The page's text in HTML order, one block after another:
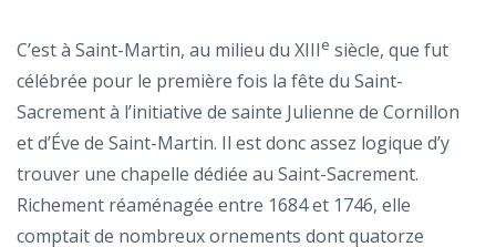
C’est à Saint-Martin, au milieu du XIIIe siècle, que fut
célébrée pour le première fois la fête du Saint-
Sacrement à l’initiative de sainte Julienne de Cornillon
et d’Éve de Saint-Martin. Il est donc assez logique d’y
trouver une chapelle dédiée au Saint-Sacrement.
Richement réaménagée entre 1684 et 1746, elle
comptait de nombreux ornements dont quatorze